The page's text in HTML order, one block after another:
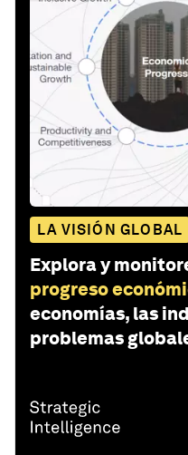
LA VISIÓN GLOBAL
Explora y
progreso
economías, las
problemas